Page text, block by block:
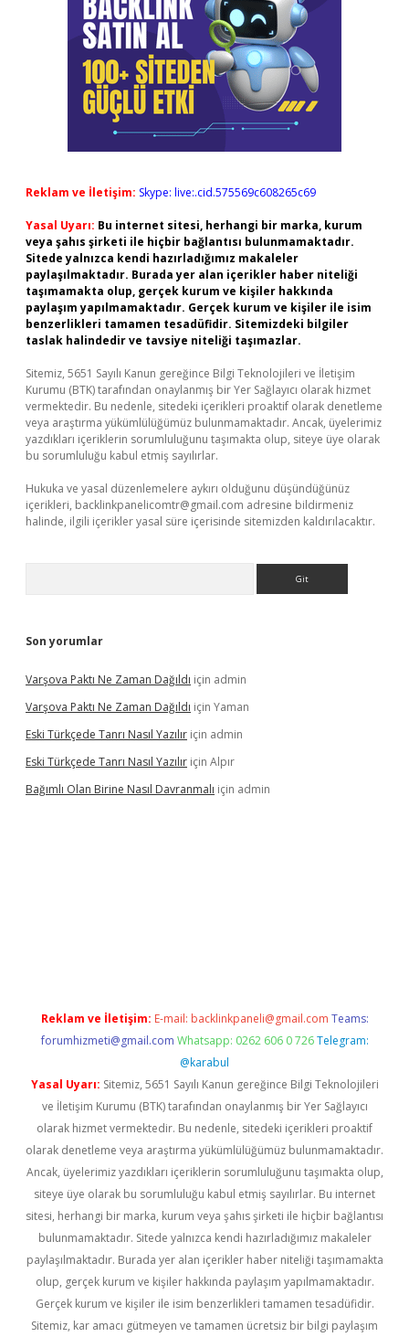
Reklam ve İletişim: Skype: live:.cid.575569c608265c69
Yasal Uyarı: Bu internet sitesi, herhangi bir marka, kurum
veya şahıs şirketi ile hiçbir bağlantısı bulunmamaktadır.
Sitede yalnızca kendi hazırladığımız makaleler
paylaşılmaktadır. Burada yer alan içerikler haber niteliği
taşımamakta olup, gerçek kurum ve kişiler hakkında
paylaşım yapılmamaktadır. Gerçek kurum ve kişiler ile isim
benzerlikleri tamamen tesadüfidir. Sitemizdeki bilgiler
taslak halindedir ve tavsiye niteliği taşımazlar.
Sitemiz, 5651 Sayılı Kanun gereğince Bilgi Teknolojileri ve İletişim
Kurumu (BTK) tarafından onaylanmış bir Yer Sağlayıcı olarak hizmet
vermektedir. Bu nedenle, sitedeki içerikleri proaktif olarak denetleme
veya araştırma yükümlülüğümüz bulunmamaktadır. Ancak, üyelerimiz
yazdıkları içeriklerin sorumluluğunu taşımakta olup, siteye üye olarak
bu sorumluluğu kabul etmiş sayılırlar.
Hukuka ve yasal düzenlemelere aykırı olduğunu düşündüğünüz
içerikleri, backlinkpanelicomtr@gmail.com adresine bildirmeniz
halinde, ilgili içerikler yasal süre içerisinde sitemizden kaldırılacaktır.
Son yorumlar
Varşova Paktı Ne Zaman Dağıldı için admin
Varşova Paktı Ne Zaman Dağıldı için Yaman
Eski Türkçede Tanrı Nasıl Yazılır için admin
Eski Türkçede Tanrı Nasıl Yazılır için Alpır
Bağımlı Olan Birine Nasıl Davranmalı için admin
Reklam ve İletişim: E-mail: backlinkpaneli@gmail.com Teams:
forumhizmeti@gmail.com Whatsapp: 0262 606 0 726 Telegram:
@karabul
Yasal Uyarı: Sitemiz, 5651 Sayılı Kanun gereğince Bilgi Teknolojileri
ve İletişim Kurumu (BTK) tarafından onaylanmış bir Yer Sağlayıcı
olarak hizmet vermektedir. Bu nedenle, sitedeki içerikleri proaktif
olarak denetleme veya araştırma yükümlülüğümüz bulunmamaktadır.
Ancak, üyelerimiz yazdıkları içeriklerin sorumluluğunu taşımakta olup,
siteye üye olarak bu sorumluluğu kabul etmiş sayılırlar. Bu internet
sitesi, herhangi bir marka, kurum veya şahıs şirketi ile hiçbir bağlantısı
bulunmamaktadır. Sitede yalnızca kendi hazırladığımız makaleler
paylaşılmaktadır. Burada yer alan içerikler haber niteliği taşımamakta
olup, gerçek kurum ve kişiler hakkında paylaşım yapılmamaktadır.
Gerçek kurum ve kişiler ile isim benzerlikleri tamamen tesadüfidir.
Sitemiz, kar amacı gütmeyen ve tamamen ücretsiz bir bilgi paylaşım